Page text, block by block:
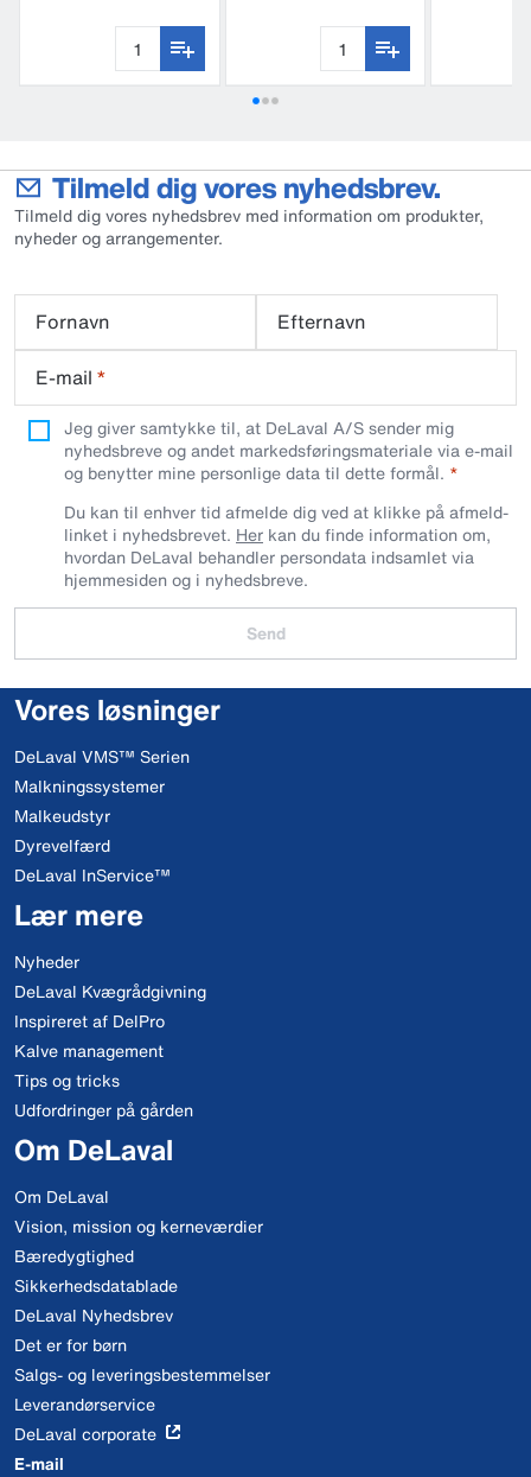
Tilmeld dig vores nyhedsbrev.
Tilmeld dig vores nyhedsbrev med information om produkter,
nyheder og arrangementer.
Fornavn
Efternavn
E-mail *
Jeg giver samtykke til, at DeLaval A/S sender mig
nyhedsbreve og andet markedsføringsmateriale via e-mail
og benytter mine personlige data til dette formål.
Du kan til enhver tid afmelde dig ved at klikke på afmeld-
linket i nyhedsbrevet. Her kan du finde information om,
hvordan DeLaval behandler persondata indsamlet via
hjemmesiden og i nyhedsbreve.
Send
Vores løsninger
DeLaval VMS™ Serien
Malkningssystemer
Malkeudstyr
Dyrevelfærd
DeLaval InService™
Lær mere
Nyheder
DeLaval Kvægrådgivning
Inspireret af DelPro
Kalve management
Tips og tricks
Udfordringer på gården
Om DeLaval
Om DeLaval
Vision, mission og kerneværdier
Bæredygtighed
Sikkerhedsdatablade
DeLaval Nyhedsbrev
Det er for børn
Salgs- og leveringsbestemmelser
Leverandørservice
DeLaval corporate
E-mail